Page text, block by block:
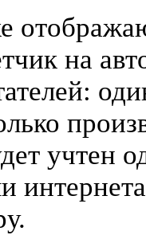
на
учтен